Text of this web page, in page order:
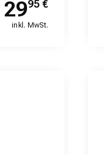
2995 €
inkl. MwSt.